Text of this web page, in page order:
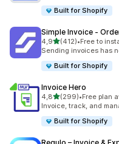
Built for Shopify
Simple Invoice ‑
4,9z 5 hvězd
(412)
Celkový počet recenzí:
•Free to
Sending invoices has
Built for Shopify
Invoice Hero
4,8z 5 hvězd
(299)
Celkový počet recenzí:
•Free plan
Invoice, track, and
Built for Shopify